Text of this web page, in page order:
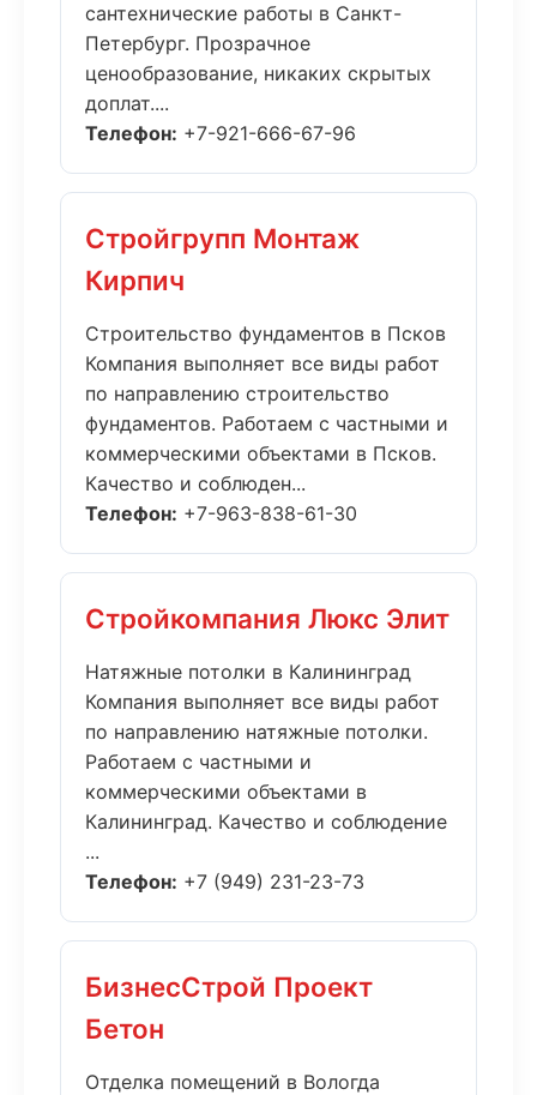
сантехнические работы в Санкт-
Петербург. Прозрачное
ценообразование, никаких скрытых
доплат....
Телефон: +7-921-666-67-96
Стройгрупп Монтаж
Кирпич
Строительство фундаментов в Псков
Компания выполняет все виды работ
по направлению строительство
фундаментов. Работаем с частными и
коммерческими объектами в Псков.
Качество и соблюден...
Телефон: +7-963-838-61-30
Стройкомпания Люкс Элит
Натяжные потолки в Калининград
Компания выполняет все виды работ
по направлению натяжные потолки.
Работаем с частными и
коммерческими объектами в
Калининград. Качество и соблюдение
...
Телефон: +7 (949) 231-23-73
БизнесСтрой Проект
Бетон
Отделка помещений в Вологда